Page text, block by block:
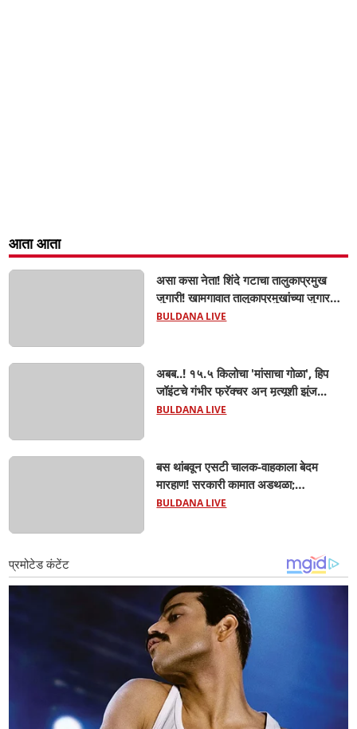
आता आता
असा कसा नेता! शिंदे गटाचा तालुकाप्रमुख
जुगारी! खामगावात तालुकाप्रमुखांच्या जुगार
अड्ड्यावर डीवायएसपी पथकाची धाड.. अंधारात
BULDANA LIVE
अबब..! १५.५ किलोचा 'मांसाचा गोळा', हिप
जॉइंटचे गंभीर फ्रॅक्चर अन् मृत्यूशी झुंज...
BULDANA LIVE
बस थांबवून एसटी चालक-वाहकाला बेदम
मारहाण! सरकारी कामात अडथळा;
प्रवाशांसमोर धिंगाणा घालणाऱ्या तिघांविरुद्ध
BULDANA LIVE